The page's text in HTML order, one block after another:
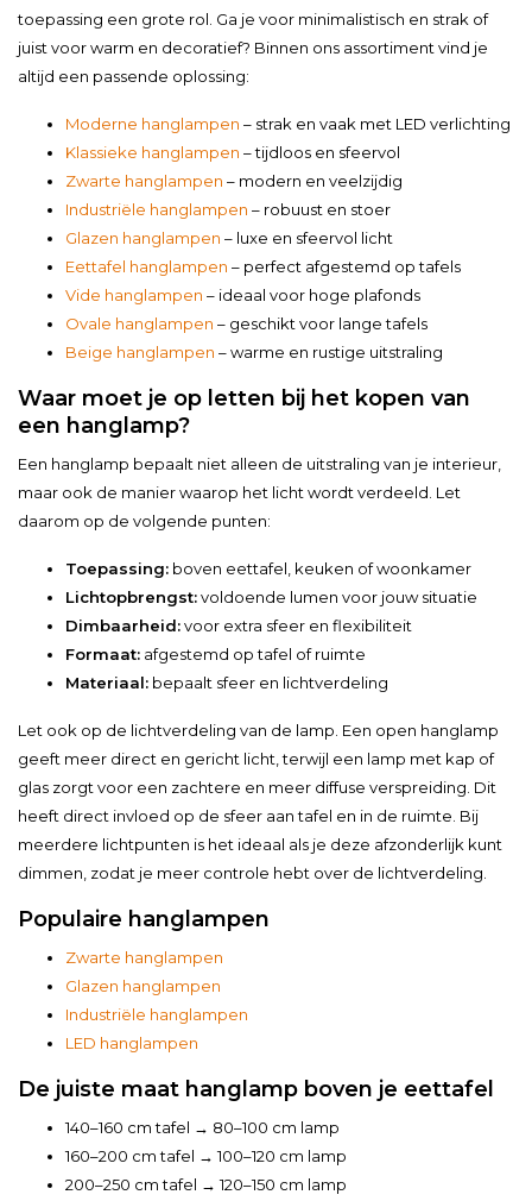
toepassing een grote rol. Ga je voor minimalistisch en strak of
juist voor warm en decoratief? Binnen ons assortiment vind je
altijd een passende oplossing:
Moderne hanglampen – strak en vaak met LED verlichting
Klassieke hanglampen – tijdloos en sfeervol
Zwarte hanglampen – modern en veelzijdig
Industriële hanglampen – robuust en stoer
Glazen hanglampen – luxe en sfeervol licht
Eettafel hanglampen – perfect afgestemd op tafels
Vide hanglampen – ideaal voor hoge plafonds
Ovale hanglampen – geschikt voor lange tafels
Beige hanglampen – warme en rustige uitstraling
Waar moet je op letten bij het kopen van
een hanglamp?
Een hanglamp bepaalt niet alleen de uitstraling van je interieur,
maar ook de manier waarop het licht wordt verdeeld. Let
daarom op de volgende punten:
Toepassing: boven eettafel, keuken of woonkamer
Lichtopbrengst:voldoende lumen voor jouw situatie
Dimbaarheid:voor extra sfeer en flexibiliteit
Formaat: afgestemd op tafel of ruimte
Materiaal: bepaalt sfeer en lichtverdeling
Let ook op de lichtverdeling van de lamp. Een open hanglamp
geeft meer direct en gericht licht, terwijl een lamp met kap of
glas zorgt voor een zachtere en meer diffuse verspreiding. Dit
heeft direct invloed op de sfeer aan tafel en in de ruimte. Bij
meerdere lichtpunten is het ideaal als je deze afzonderlijk kunt
dimmen, zodat je meer controle hebt over de lichtverdeling.
Populaire hanglampen
Zwarte hanglampen
Glazen hanglampen
Industriële hanglampen
LED hanglampen
De juiste maat hanglamp boven je eettafel
140–160 cm tafel → 80–100 cm lamp
160–200 cm tafel → 100–120 cm lamp
200–250 cm tafel → 120–150 cm lamp